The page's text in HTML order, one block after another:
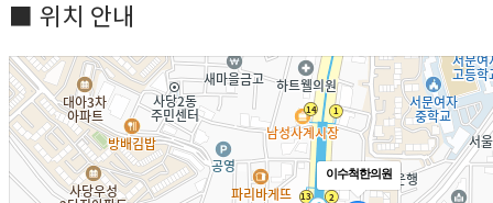
■ 위치 안내
이수척한의원